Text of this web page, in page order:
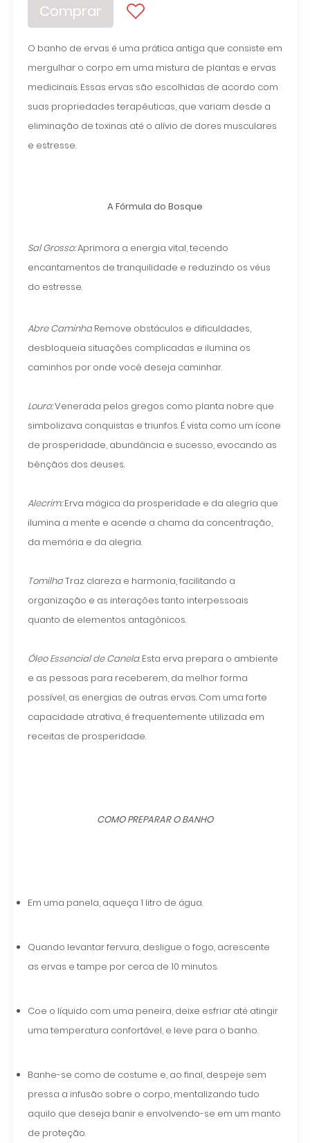
Comprar
O banho de ervas é uma prática antiga que consiste em
mergulhar o corpo em uma mistura de plantas e ervas
medicinais. Essas ervas são escolhidas de acordo com
suas propriedades terapêuticas, que variam desde a
eliminação de toxinas até o alívio de dores musculares
e estresse.
A Fórmula do Bosque
Sal Grosso:Aprimora a energia vital, tecendo
encantamentos de tranquilidade e reduzindo os véus
do estresse.
Abre Caminho: Remove obstáculos e dificuldades,
desbloqueia situações complicadas e ilumina os
caminhos por onde você deseja caminhar.
Louro:Venerada pelos gregos como planta nobre que
simbolizava conquistas e triunfos. É vista como um ícone
de prosperidade, abundância e sucesso, evocando as
bênçãos dos deuses.
Alecrim:Erva mágica da prosperidade e da alegria que
ilumina a mente e acende a chama da concentração,
da memória e da alegria.
Tomilho: Traz clareza e harmonia, facilitando a
organização e as interações tanto interpessoais
quanto de elementos antagônicos.
Óleo Essencial de Canela: Esta erva prepara o ambiente
e as pessoas para receberem, da melhor forma
possível, as energias de outras ervas. Com uma forte
capacidade atrativa, é frequentemente utilizada em
receitas de prosperidade.
COMO PREPARAR O BANHO
Em uma panela, aqueça 1 litro de água.
Quando levantar fervura, desligue o fogo, acrescente
as ervas e tampe por cerca de 10 minutos.
Coe o líquido com uma peneira, deixe esfriar até atingir
uma temperatura confortável, e leve para o banho.
Banhe-se como de costume e, ao final, despeje sem
pressa a infusão sobre o corpo, mentalizando tudo
aquilo que deseja banir e envolvendo-se em um manto
de proteção.